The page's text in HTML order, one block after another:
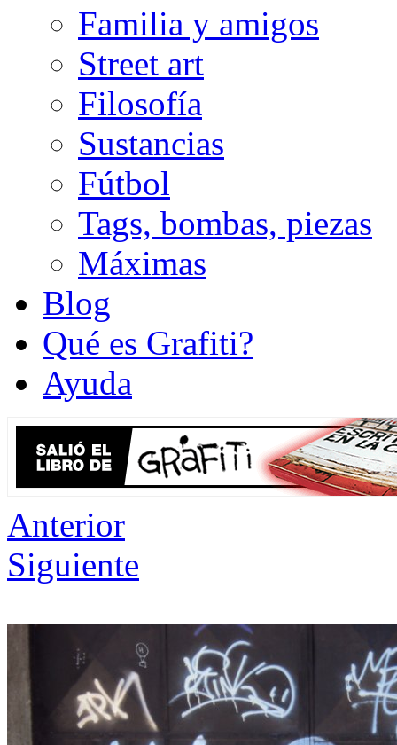
Familia y amigos
Street art
Filosofía
Sustancias
Fútbol
Tags, bombas, piezas
Máximas
Blog
Qué es Grafiti?
Ayuda
Anterior
Siguiente